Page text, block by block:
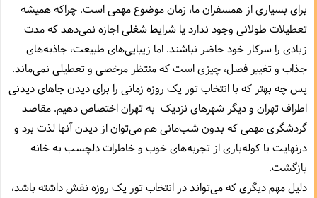
برای بسیاری از همسفران ما،‌ زمان موضوع مهمی است. چراکه همیشه
تعطیلات طولانی وجود ندارد یا شرایط شغلی اجازه نمی‌دهد که مدت
زیادی را سرکار خود حاضر نباشند. اما زیبایی‌های طبیعت،‌ جاذبه‌های
جذاب و تغییر فصل،‌ چیزی است که منتظر مرخصی و تعطیلی نمی‌ماند.
پس چه بهتر که با انتخاب تور یک روزه زمانی را برای دیدن جاهای دیدنی
اطراف تهران و دیگر شهرهای نزدیک به تهران اختصاص دهیم. مقاصد
گردشگری مهمی که بدون شب‌مانی هم می‌توان از دیدن آنها لذت برد و
درنهایت با کوله‌باری از تجربه‌های خوب و خاطرات دلچسب به خانه
بازگشت.
دلیل مهم دیگری که می‌تواند در انتخاب تور یک روزه نقش داشته باشد،‌